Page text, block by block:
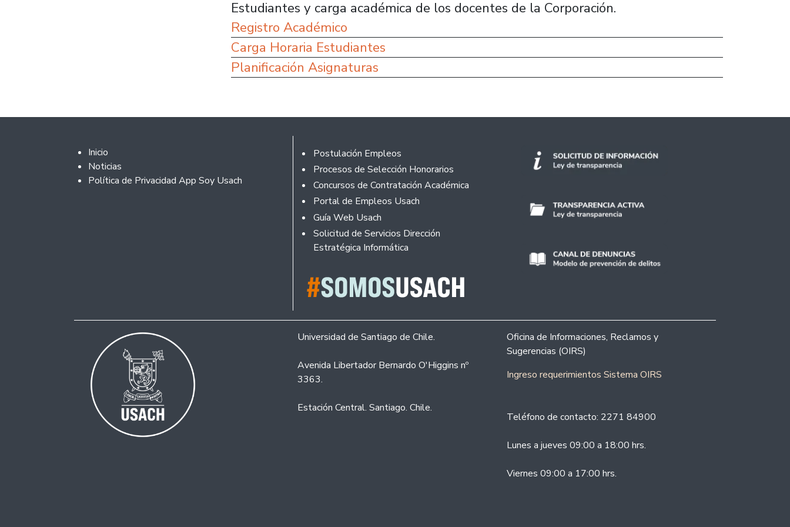
Estudiantes y carga académica de los docentes de la Corporación.
Registro Académico
Carga Horaria Estudiantes
Planificación Asignaturas
Footer 2
Inicio
Noticias
Política de Privacidad App Soy Usach
Footer
Postulación Empleos
Procesos de Selección Honorarios
Concursos de Contratación Académica
Portal de Empleos Usach
Guía Web Usach
Solicitud de Servicios Dirección
Estratégica Informática
Universidad de Santiago de Chile.
Avenida Libertador Bernardo O'Higgins nº
3363.
Estación Central. Santiago. Chile.
Oficina de Informaciones, Reclamos y
Sugerencias (OIRS)
Ingreso requerimientos Sistema OIRS
Teléfono de contacto: 2271 84900
Lunes a jueves 09:00 a 18:00 hrs.
Viernes 09:00 a 17:00 hrs.